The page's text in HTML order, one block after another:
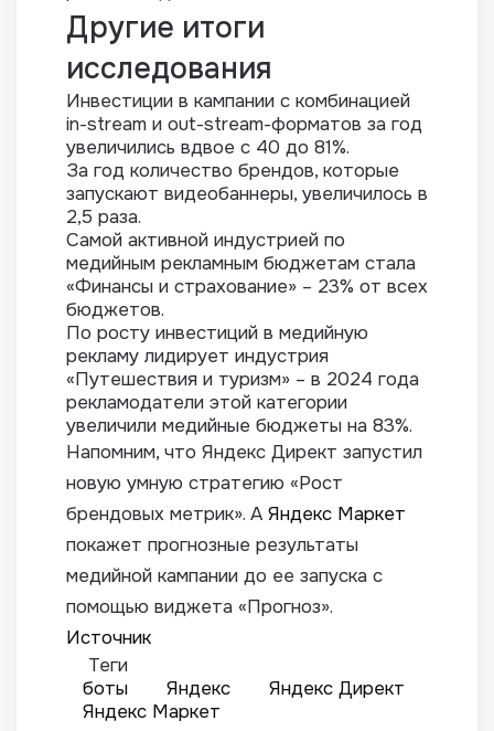
Другие итоги
исследования
Инвестиции в кампании с комбинацией
in-stream и out-stream-форматов за год
увеличились вдвое с 40 до 81%.
За год количество брендов, которые
запускают видеобаннеры, увеличилось в
2,5 раза.
Самой активной индустрией по
медийным рекламным бюджетам стала
«Финансы и страхование» – 23% от всех
бюджетов.
По росту инвестиций в медийную
рекламу лидирует индустрия
«Путешествия и туризм» – в 2024 года
рекламодатели этой категории
увеличили медийные бюджеты на 83%.
Напомним, что Яндекс Директ запустил
новую умную стратегию «Рост
брендовых метрик». А Яндекс Маркет
покажет прогнозные результаты
медийной кампании до ее запуска с
помощью виджета «Прогноз».
Источник
Теги
боты
Яндекс
Яндекс Директ
Яндекс Маркет